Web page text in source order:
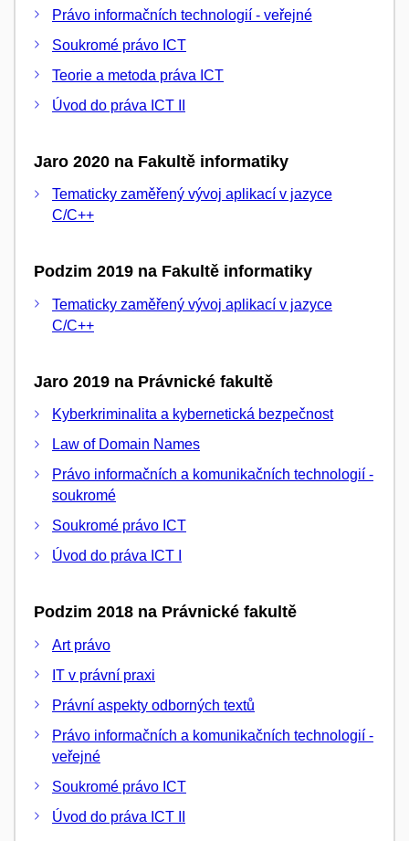
Právo informačních technologií - veřejné
Soukromé právo ICT
Teorie a metoda práva ICT
Úvod do práva ICT II
Jaro 2020 na Fakultě informatiky
Tematicky zaměřený vývoj aplikací v jazyce
C/C++
Podzim 2019 na Fakultě informatiky
Tematicky zaměřený vývoj aplikací v jazyce
C/C++
Jaro 2019 na Právnické fakultě
Kyberkriminalita a kybernetická bezpečnost
Law of Domain Names
Právo informačních a komunikačních technologií -
soukromé
Soukromé právo ICT
Úvod do práva ICT I
Podzim 2018 na Právnické fakultě
Art právo
IT v právní praxi
Právní aspekty odborných textů
Právo informačních a komunikačních technologií -
veřejné
Soukromé právo ICT
Úvod do práva ICT II